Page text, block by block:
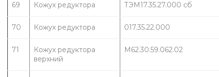
69 Кожух редуктора ТЭМ17.35.27.000 сб
70 Кожух редуктора 017.35.22.000
71
Кожух редуктора
верхний
М62.30.59.062.02